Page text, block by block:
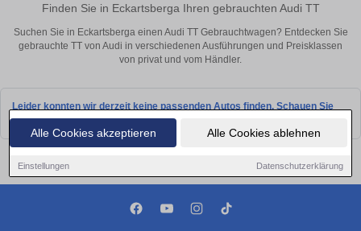
Alle Cookies akzeptieren Alle Cookies ablehnen
Einstellungen Datenschutzerklärung
Finden Sie in Eckartsberga Ihren gebrauchten Audi TT
Suchen Sie in Eckartsberga einen Audi TT Gebrauchtwagen? Entdecken Sie
gebrauchte TT von Audi in verschiedenen Ausführungen und Preisklassen
von privat und vom Händler.
Leider konnten wir derzeit keine passenden Autos finden. Schauen Sie
bald wieder vorbei!